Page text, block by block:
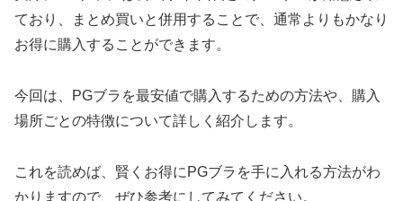
ており、まとめ買いと併用することで、通常よりもかなり
お得に購入することができます。
今回は、PGブラを最安値で購入するための方法や、購入
場所ごとの特徴について詳しく紹介します。
これを読めば、賢くお得にPGブラを手に入れる方法がわ
かりますので、ぜひ参考にしてみてください。